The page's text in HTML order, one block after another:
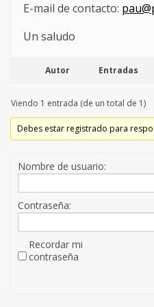
E-mail de contacto:
Un saludo
Autor Entradas
Viendo 1 entrada (de un total de 1)
Debes estar registrado para
Nombre de usuario:
Contraseña:
Recordar mi
contraseña